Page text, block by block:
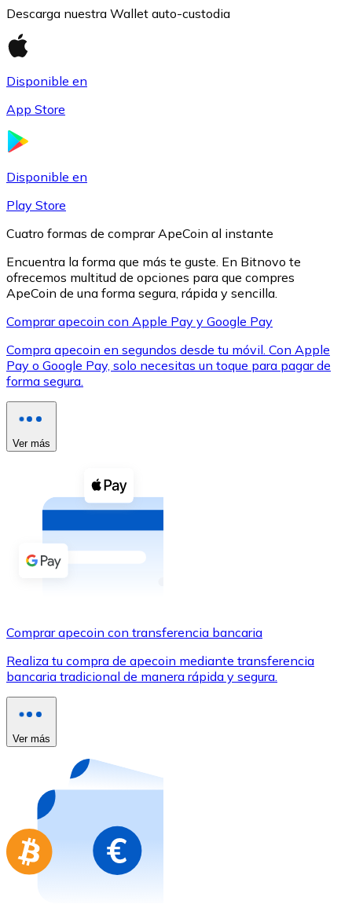
XRP
XRP
Ver todo
Compra criptomonedas con efectivo en tu tienda más
Comprar con efectivo
Transferencia SEPA
Utiliza tarjetas Visa y Mastercard para comprar
Comprar con tarjeta
Compra tarjetas regalo de tus marcas favoritas con
Ir a la tienda de tarjetas regalo
Descarga nuestra Wallet auto-custodia
Disponible en
App Store
Disponible en
Play Store
Cuatro formas de comprar ApeCoin al instante
Encuentra la forma que más te guste. En Bitnovo te
ofrecemos multitud de opciones para que compres
ApeCoin de una forma segura, rápida y sencilla.
Comprar apecoin con Apple Pay y Google Pay
Compra apecoin en segundos desde tu móvil. Con Apple
Pay o Google Pay, solo necesitas un toque para pagar de
forma segura.
Ver más
Comprar apecoin con transferencia bancaria
Realiza tu compra de apecoin mediante transferencia
bancaria tradicional de manera rápida y segura.
Ver más